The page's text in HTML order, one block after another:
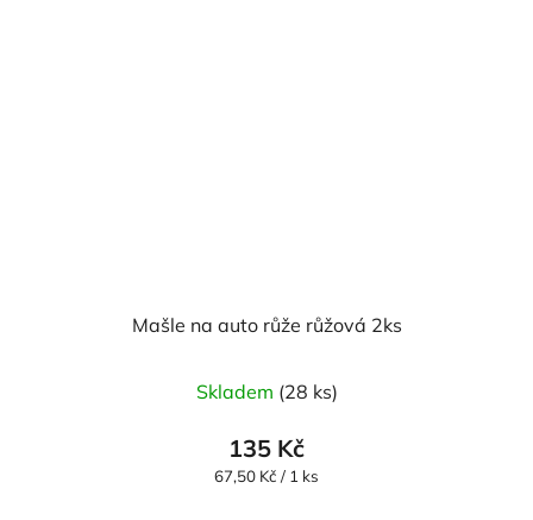
Mašle na auto růže růžová 2ks
hodnocení
produktu
je
Skladem (28 ks)
135 Kč
Měrná
67,50 Kč / 1 ks